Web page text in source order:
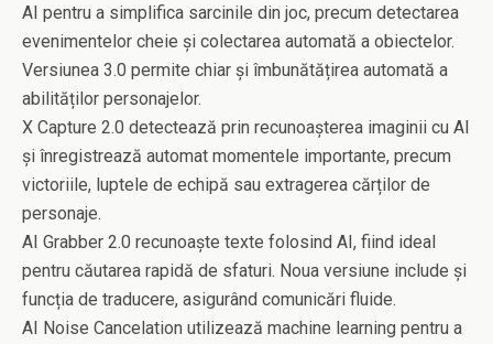
AI pentru a simplifica sarcinile din joc, precum detectarea
evenimentelor cheie și colectarea automată a obiectelor.
Versiunea 3.0 permite chiar și îmbunătățirea automată a
abilităților personajelor.
X Capture 2.0 detectează prin recunoașterea imaginii cu AI
și înregistrează automat momentele importante, precum
victoriile, luptele de echipă sau extragerea cărților de
personaje.
AI Grabber 2.0 recunoaște texte folosind AI, fiind ideal
pentru căutarea rapidă de sfaturi. Noua versiune include și
funcția de traducere, asigurând comunicări fluide.
AI Noise Cancelation utilizează machine learning pentru a